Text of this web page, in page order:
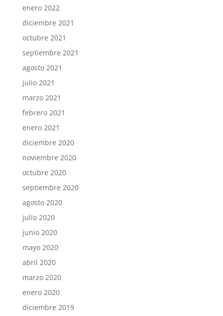
enero 2022
diciembre 2021
octubre 2021
septiembre 2021
agosto 2021
julio 2021
marzo 2021
febrero 2021
enero 2021
diciembre 2020
noviembre 2020
octubre 2020
septiembre 2020
agosto 2020
julio 2020
junio 2020
mayo 2020
abril 2020
marzo 2020
enero 2020
diciembre 2019